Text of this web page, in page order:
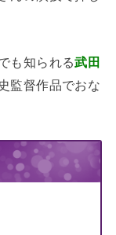
も知られる武田
監督作品でおな